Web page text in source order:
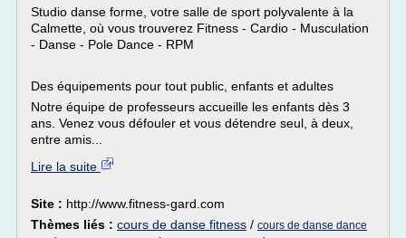
Studio danse forme, votre salle de sport polyvalente à la
Calmette, où vous trouverez Fitness - Cardio - Musculation
- Danse - Pole Dance - RPM
Des équipements pour tout public, enfants et adultes
Notre équipe de professeurs accueille les enfants dès 3
ans. Venez vous défouler et vous détendre seul, à deux,
entre amis...
Lire la suite
Site : http://www.fitness-gard.com
Thèmes liés : cours de danse fitness / cours de danse dance